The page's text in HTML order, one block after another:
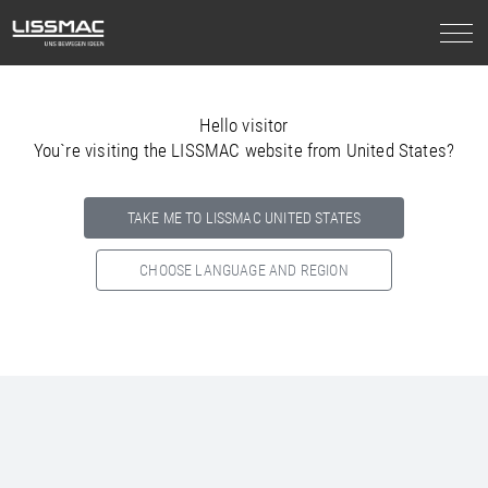
Hello visitor
You`re visiting the LISSMAC website from United States?
TAKE ME TO LISSMAC UNITED STATES
CHOOSE LANGUAGE AND REGION